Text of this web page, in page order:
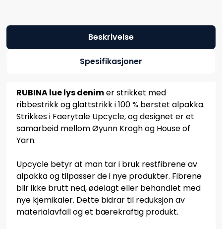
Beskrivelse
Spesifikasjoner
RUBINA lue lys denimer strikket med
ribbestrikk og glattstrikk i 100 % børstet alpakka.
Strikkes i Faerytale Upcycle, og designet er et
samarbeid mellom Øyunn Krogh og House of
Yarn.
Upcycle betyr at man tar i bruk restfibrene av
alpakka og tilpasser de i nye produkter. Fibrene
blir ikke brutt ned, ødelagt eller behandlet med
nye kjemikaler. Dette bidrar til reduksjon av
materialavfall og et bærekraftig produkt.